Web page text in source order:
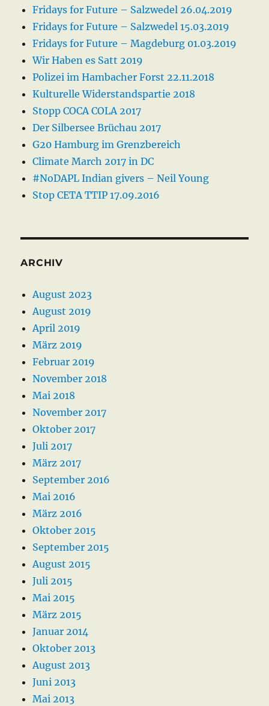
Fridays for Future – Salzwedel 26.04.2019
Fridays for Future – Salzwedel 15.03.2019
Fridays for Future – Magdeburg 01.03.2019
Wir Haben es Satt 2019
Polizei im Hambacher Forst 22.11.2018
Kulturelle Widerstandspartie 2018
Stopp COCA COLA 2017
Der Silbersee Brüchau 2017
G20 Hamburg im Grenzbereich
Climate March 2017 in DC
#NoDAPL Indian givers – Neil Young
Stop CETA TTIP 17.09.2016
ARCHIV
August 2023
August 2019
April 2019
März 2019
Februar 2019
November 2018
Mai 2018
November 2017
Oktober 2017
Juli 2017
März 2017
September 2016
Mai 2016
März 2016
Oktober 2015
September 2015
August 2015
Juli 2015
Mai 2015
März 2015
Januar 2014
Oktober 2013
August 2013
Juni 2013
Mai 2013